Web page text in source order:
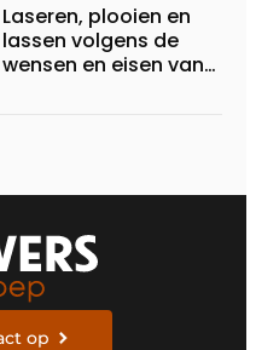
Laseren, plooien en
lassen volgens de
wensen en eisen van
op